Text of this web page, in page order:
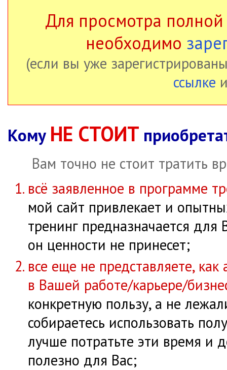
Для просмотра
необходимо
(если вы уже
ссылке
Кому НЕ СТОИТ
Вам точно не стоит тратить
всё заявленное в программе
мой сайт привлекает и
тренинг предназначается
он ценности не принесет;
все еще не представляете,
в Вашей работе/карьере/
конкретную пользу, а не
собираетесь использовать
лучше потратьте эти время и
полезно для Вас;